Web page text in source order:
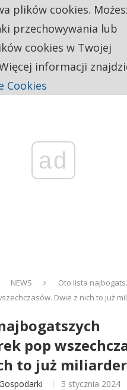
ad
NEWS
Oto lista
Dwie z nich to już
pop
to już
5 stycznia 2024
plików cookies.
przechowywania lub
cookies w Twojej
informacji
Cookies